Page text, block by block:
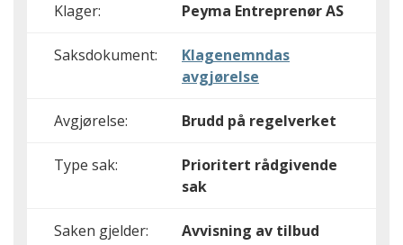
Klager: Peyma Entreprenør AS
Saksdokument:
Klagenemndas
avgjørelse
Avgjørelse: Brudd på regelverket
Type sak:
Prioritert rådgivende
sak
Saken gjelder: Avvisning av tilbud